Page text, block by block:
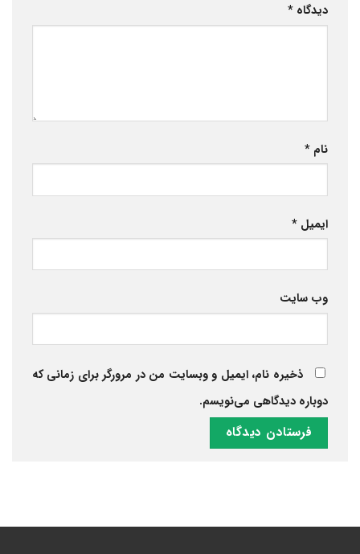
دیدگاه *
نام *
ایمیل *
وب‌ سایت
ذخیره نام، ایمیل و وبسایت من در مرورگر برای زمانی که
دوباره دیدگاهی می‌نویسم.